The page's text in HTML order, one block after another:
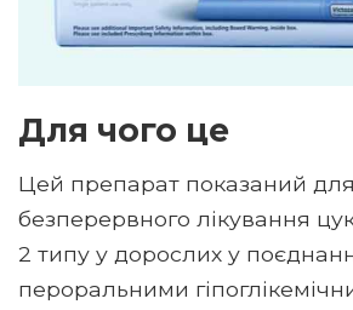
Для чого це
Цей препарат показаний для
безперервного лікування
2 типу у дорослих у
пероральними